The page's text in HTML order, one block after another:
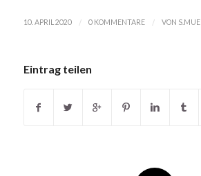
10. APRIL 2020 / 0 KOMMENTARE / VON
Eintrag teilen